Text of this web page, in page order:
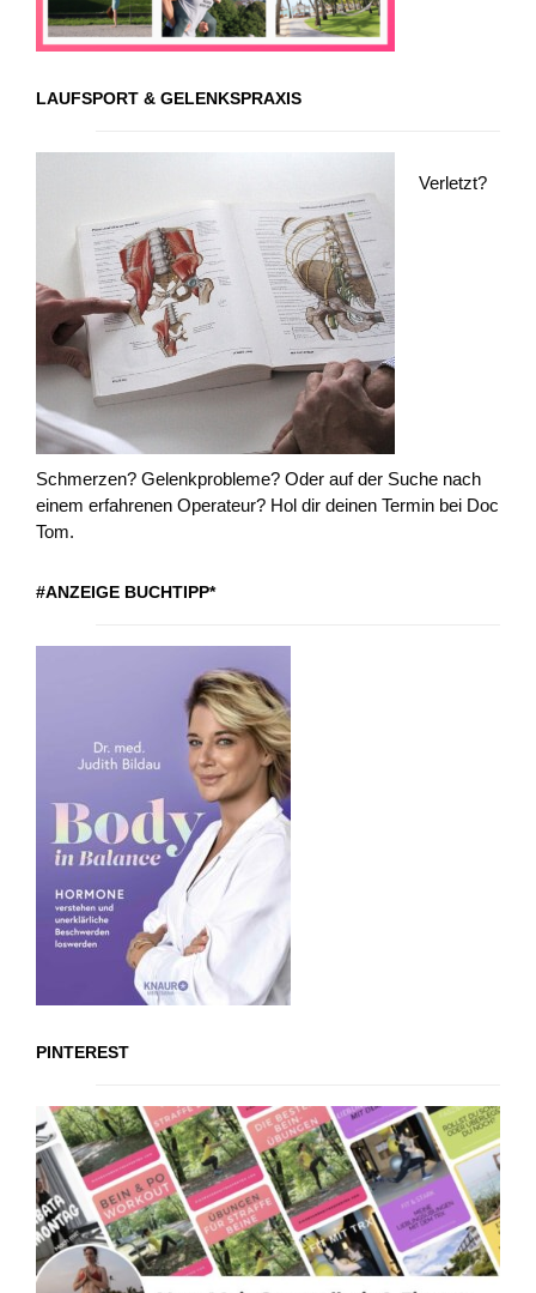
LAUFSPORT & GELENKSPRAXIS
Verletzt?
Schmerzen? Gelenkprobleme? Oder auf der Suche nach
einem erfahrenen Operateur? Hol dir deinen Termin bei Doc
Tom.
#ANZEIGE BUCHTIPP*
PINTEREST